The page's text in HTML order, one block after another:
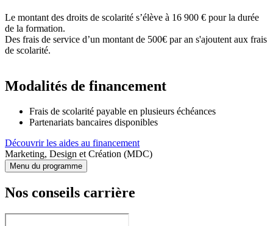
Le montant des droits de scolarité s’élève à 16 900 € pour la durée
de la formation.
Des frais de service d’un montant de 500€ par an s'ajoutent aux frais
de scolarité.
Modalités de financement
Frais de scolarité payable en plusieurs échéances
Partenariats bancaires disponibles
Découvrir les aides au financement
Marketing, Design et Création (MDC)
Menu du programme
Nos conseils carrière